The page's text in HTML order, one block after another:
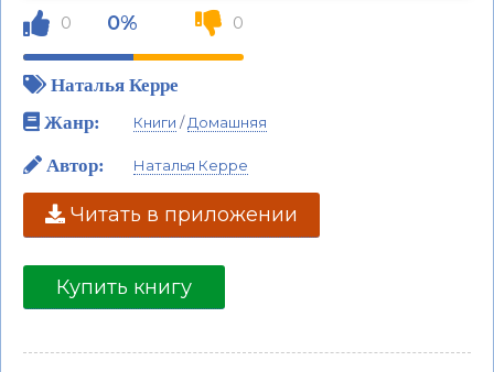
0 0% 0
Наталья Керре
Жанр:
Книги /Домашняя
Автор: Наталья Керре
Читать в приложении
Купить книгу